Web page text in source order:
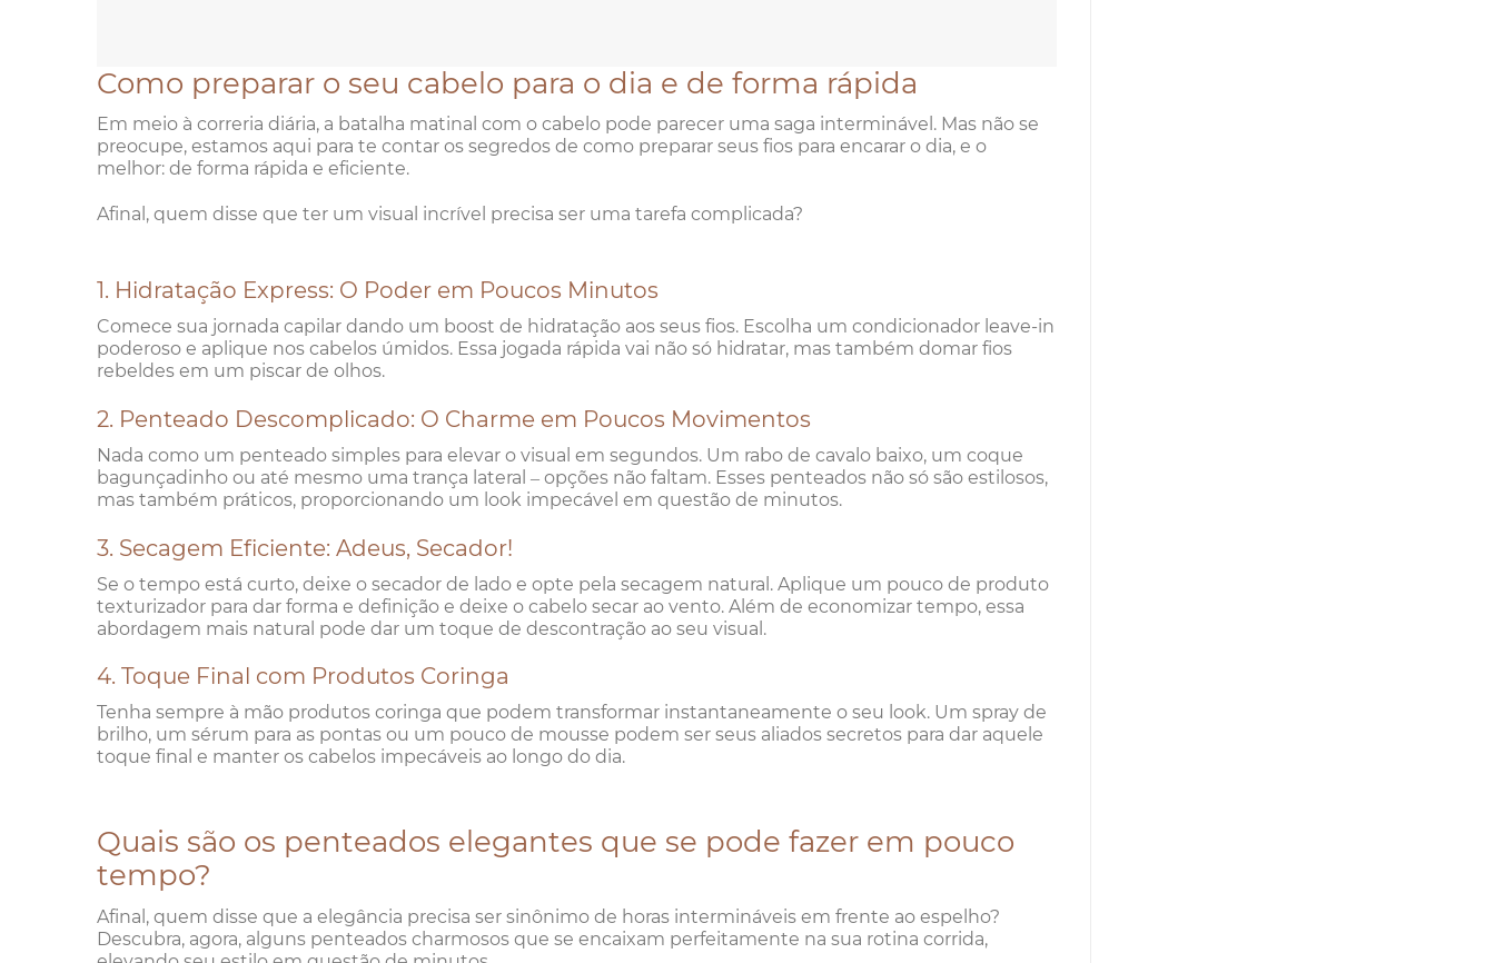
Como preparar o seu cabelo para o dia e de forma rápida
Em meio à correria diária, a batalha matinal com o cabelo pode parecer uma saga interminável. Mas não se
preocupe, estamos aqui para te contar os segredos de como preparar seus fios para encarar o dia, e o
melhor: de forma rápida e eficiente.
Afinal, quem disse que ter um visual incrível precisa ser uma tarefa complicada?
1. Hidratação Express: O Poder em Poucos Minutos
Comece sua jornada capilar dando um boost de hidratação aos seus fios. Escolha um condicionador leave-in
poderoso e aplique nos cabelos úmidos. Essa jogada rápida vai não só hidratar, mas também domar fios
rebeldes em um piscar de olhos.
2. Penteado Descomplicado: O Charme em Poucos Movimentos
Nada como um penteado simples para elevar o visual em segundos. Um rabo de cavalo baixo, um coque
bagunçadinho ou até mesmo uma trança lateral – opções não faltam. Esses penteados não só são estilosos,
mas também práticos, proporcionando um look impecável em questão de minutos.
3. Secagem Eficiente: Adeus, Secador!
Se o tempo está curto, deixe o secador de lado e opte pela secagem natural. Aplique um pouco de produto
texturizador para dar forma e definição e deixe o cabelo secar ao vento. Além de economizar tempo, essa
abordagem mais natural pode dar um toque de descontração ao seu visual.
4. Toque Final com Produtos Coringa
Tenha sempre à mão produtos coringa que podem transformar instantaneamente o seu look. Um spray de
brilho, um sérum para as pontas ou um pouco de mousse podem ser seus aliados secretos para dar aquele
toque final e manter os cabelos impecáveis ao longo do dia.
Quais são os penteados elegantes que se pode fazer em pouco
tempo?
Afinal, quem disse que a elegância precisa ser sinônimo de horas intermináveis em frente ao espelho?
Descubra, agora, alguns penteados charmosos que se encaixam perfeitamente na sua rotina corrida,